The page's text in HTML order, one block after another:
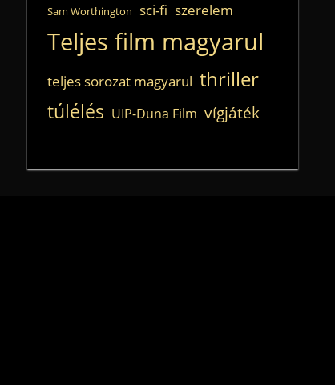
Sam Worthington sci-fi szerelem
Teljes film magyarul
teljes sorozat magyarul thriller
túlélés UIP-Duna Film vígjáték